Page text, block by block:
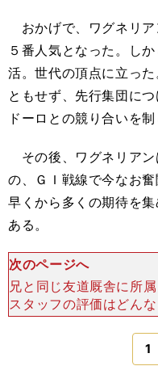
おかげで、ワグネリア
５番人気となった。し
活。世代の頂点に立っ
ともせず、先行集団に
ドーロとの競り合いを
その後、ワグネリア
の、ＧＩ戦線で今なお
早くから多くの期待を
ある。
次のページへ
兄と同じ友道厩舎に所
スタッフの評価はどん
紙のトラックマンが様
ミスフィガロについて
うな1